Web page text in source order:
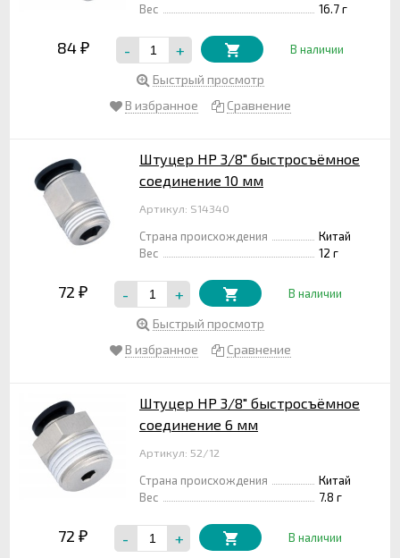
Вес
16.7 г
84 ₽ - + В наличии
Быстрый просмотр
В избранное
Сравнение
Штуцер НР 3/8" быстросъёмное
соединение 10 мм
Артикул: S14340
Страна происхождения
Китай
Вес
12 г
72 ₽ - + В наличии
Быстрый просмотр
В избранное
Сравнение
Штуцер НР 3/8" быстросъёмное
соединение 6 мм
Артикул: 52/12
Страна происхождения
Китай
Вес
7.8 г
72 ₽ - + В наличии